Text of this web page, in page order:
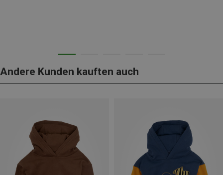
Andere Kunden kauften auch